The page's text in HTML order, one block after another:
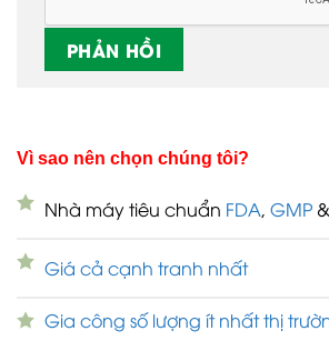
Vì sao nên chọn chúng tôi?
Nhà máy tiêu chuẩn FDA, GMP &
Giá cả cạnh tranh nhất
Gia công số lượng ít nhất thị